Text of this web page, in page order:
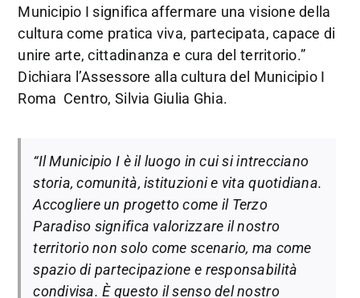
Municipio I significa affermare una visione della
cultura come pratica viva, partecipata, capace di
unire arte, cittadinanza e cura del territorio.”
Dichiara l’Assessore alla cultura del Municipio I
Roma Centro, Silvia Giulia Ghia.
“Il Municipio I è il luogo in cui si intrecciano
storia, comunità, istituzioni e vita quotidiana.
Accogliere un progetto come il Terzo
Paradiso significa valorizzare il nostro
territorio non solo come scenario, ma come
spazio di partecipazione e responsabilità
condivisa. È questo il senso del nostro